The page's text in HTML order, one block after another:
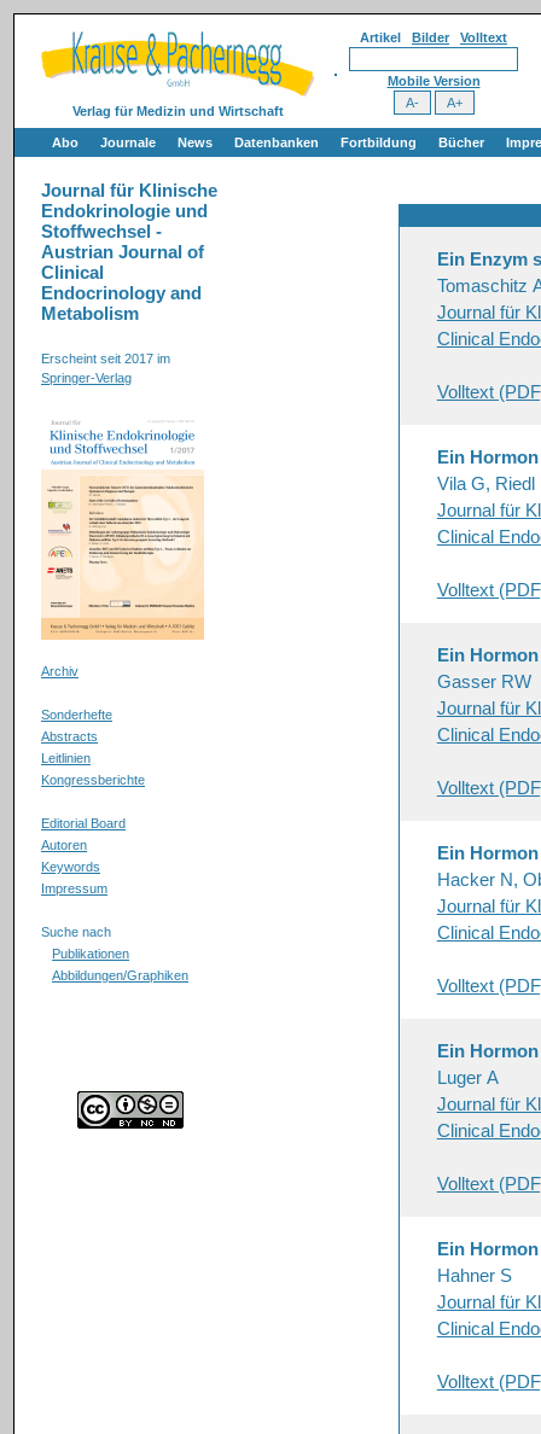
Verlag für Medizin und Wirtschaft
Artikel Bilder Volltext
Mobile Version
Abo Journale News Datenbanken Fortbildung Bücher
Journal für Klinische
Endokrinologie und
Stoffwechsel -
Austrian Journal of
Clinical
Endocrinology and
Metabolism
Erscheint seit 2017 im
Springer-Verlag
Archiv
Sonderhefte
Abstracts
Leitlinien
Kongressberichte
Editorial Board
Autoren
Keywords
Impressum
Suche nach
Publikationen
Abbildungen/Graphiken
Ein Enzym
Tomaschitz
Journal für
Clinical
Volltext
Ein
Vila G, Riedl
Journal für
Clinical
Volltext
Ein
Gasser RW
Journal für
Clinical
Volltext
Ein
Hacker N,
Journal für
Clinical
Volltext
Ein
Luger A
Journal für
Clinical
Volltext
Ein
Hahner S
Journal für
Clinical
Volltext